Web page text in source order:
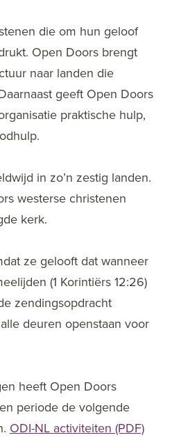
die om hun geloof
Open Doors brengt
naar landen die
geeft Open Doors
praktische hulp,
in zo’n zestig landen.
westerse christenen
kerk.
ze gelooft dat wanneer
(1 Korintiërs 12:26)
zendingsopdracht
deuren openstaan voor
heeft Open Doors
periode de volgende
ODI-NL activiteiten (PDF)